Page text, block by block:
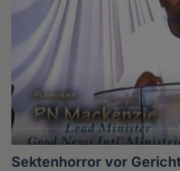
Sektenhorror vor